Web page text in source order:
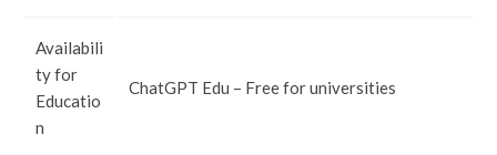
Availabili
ty for
Educatio
n
ChatGPT Edu – Free for universities